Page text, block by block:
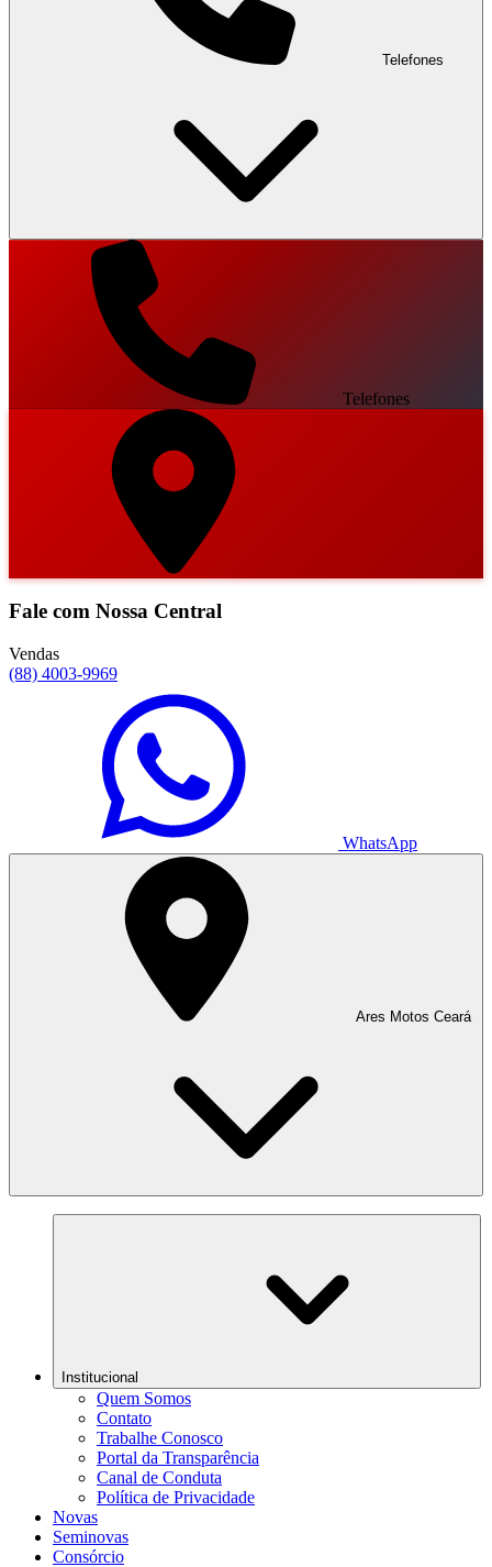
Telefones
Telefones
Fale com Nossa Central
Vendas
(88) 4003-9969
WhatsApp
Ares Motos Ceará
Institucional
Quem Somos
Contato
Trabalhe Conosco
Portal da Transparência
Canal de Conduta
Política de Privacidade
Novas
Seminovas
Consórcio